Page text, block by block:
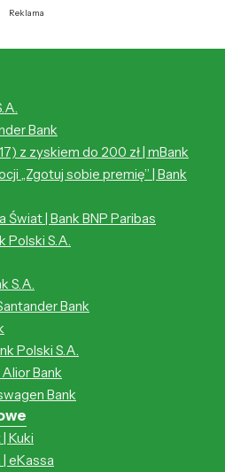
Reklama
Bank
z zyskiem do 200 zł | mBank
„Zgotuj sobie premię” | Bank
| Bank BNP Paribas
Polski S.A.
S.A.
Bank
Polski S.A.
Bank
Bank
Kuki
eKassa